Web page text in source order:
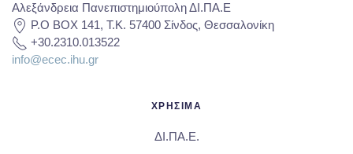
Αλεξάνδρεια Πανεπιστημιούπολη ΔΙ.ΠΑ.Ε
P.O BOX 141, T.K. 57400 Σίνδος, Θεσσαλονίκη
+30.2310.013522
info@ecec.ihu.gr
ΧΡΗΣΙΜΑ
ΔΙ.ΠΑ.Ε.